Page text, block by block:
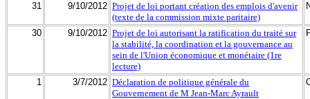
31 9/10/2012 Projet de loi portant création des emplois d'avenir
(texte de la commission mixte paritaire)
30 9/10/2012 Projet de loi autorisant la ratification du traité sur
la stabilité, la coordination et la gouvernance au
sein de l'Union économique et monétaire (1re
lecture)
1 3/7/2012 Déclaration de politique générale du
Gouvernement de M Jean-Marc Ayrault